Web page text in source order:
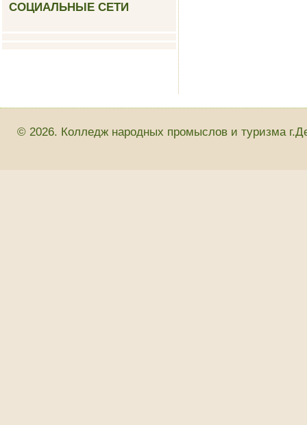
СОЦИАЛЬНЫЕ СЕТИ
© 2026. Колледж народных промыслов и туризма